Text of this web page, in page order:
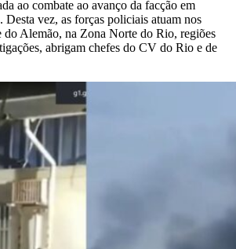
ao combate ao avanço da facção em
Desta vez, as forças policiais atuam nos
do Alemão, na Zona Norte do Rio, regiões
abrigam chefes do CV do Rio e de